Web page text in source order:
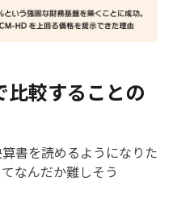
較することの
書を読めるようになりた
なんだか難しそう